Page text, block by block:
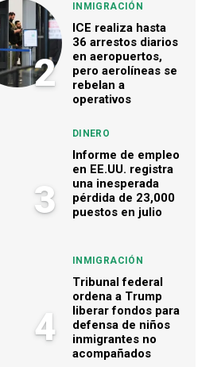
2
INMIGRACIÓN
ICE realiza hasta
36 arrestos diarios
en aeropuertos,
pero aerolíneas se
rebelan a
operativos
3
DINERO
Informe de empleo
en EE.UU. registra
una inesperada
pérdida de 23,000
puestos en julio
4
INMIGRACIÓN
Tribunal federal
ordena a Trump
liberar fondos para
defensa de niños
inmigrantes no
acompañados